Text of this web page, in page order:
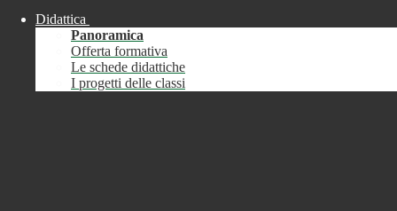
Chiudi
Informazione
Didattica
Panoramica
Offerta formativa
Le schede didattiche
I progetti delle classi